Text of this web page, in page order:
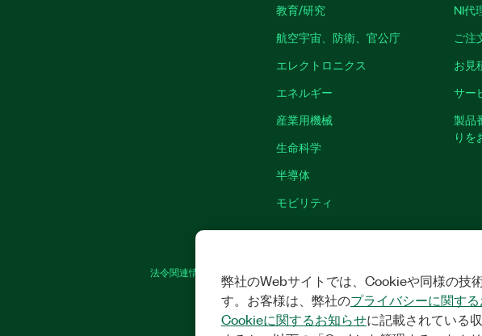
教育/研究
航空宇宙、防衛、官公庁
エレクトロニクス
エネルギー
産業用機械
生命科学
半導体
モビリティ
NI代
ご注
お見
サー
製品
りを
法令関連情報 |IMPRINT クッキーを管理する ©
弊社のWebサイトでは、Cookieや同様の技
す。お客様は、弊社のプライバシーに関す
Cookieに関するお知らせに記載されている